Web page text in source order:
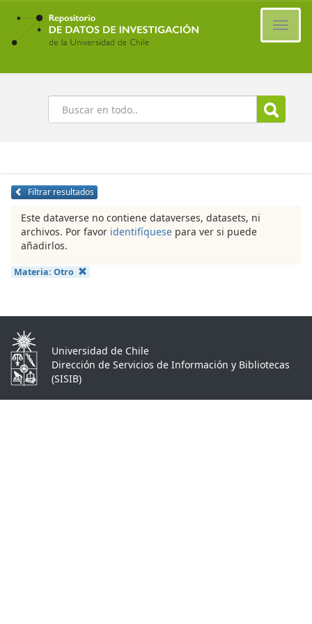
Ir
contenido
principal
Buscar
Filtrar resultados
Este dataverse no contiene dataverses, datasets, ni
archivos. Por favor identifíquese para ver si puede
añadirlos.
Materia: Otro
Universidad de Chile
Dirección de Servicios de Información y Bibliotecas
(SISIB)